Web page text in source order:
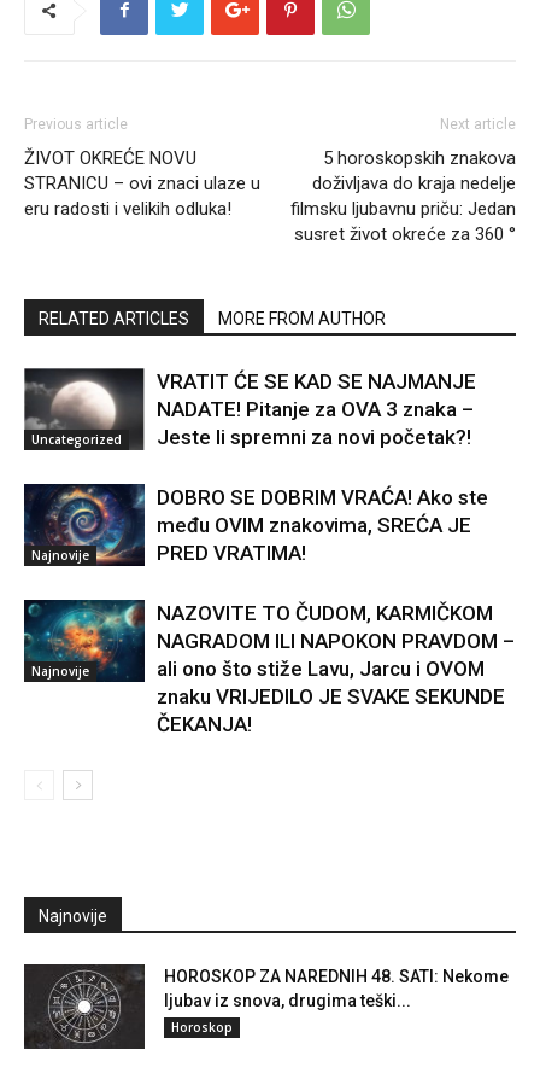
Previous article
ŽIVOT OKREĆE NOVU
STRANICU – ovi znaci ulaze u
eru radosti i velikih odluka!
Next article
5 horoskopskih znakova
doživljava do kraja nedelje
filmsku ljubavnu priču: Jedan
susret život okreće za 360 °
RELATED ARTICLES MORE FROM AUTHOR
Uncategorized
VRATIT ĆE SE KAD SE NAJMANJE
NADATE! Pitanje za OVA 3 znaka –
Jeste li spremni za novi početak?!
Najnovije
DOBRO SE DOBRIM VRAĆA! Ako ste
među OVIM znakovima, SREĆA JE
PRED VRATIMA!
Najnovije
NAZOVITE TO ČUDOM, KARMIČKOM
NAGRADOM ILI NAPOKON PRAVDOM –
ali ono što stiže Lavu, Jarcu i OVOM
znaku VRIJEDILO JE SVAKE SEKUNDE
ČEKANJA!
Najnovije
HOROSKOP ZA NAREDNIH 48. SATI: Nekome
ljubav iz snova, drugima teški...
Horoskop